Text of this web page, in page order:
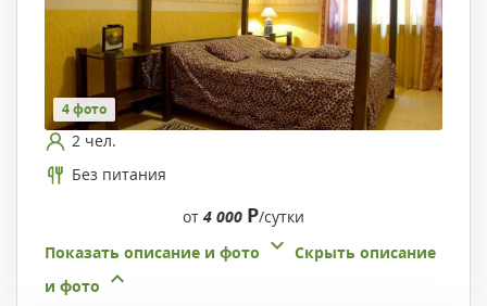
4 фото
2 чел.
Без питания
от 4 000 Р/сутки
Показать описание и фото
Скрыть описание
и фото